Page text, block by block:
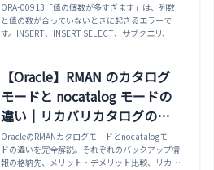
ORA-00913「値の個数が多すぎます」は、列数
と値の数が合っていないときに起きるエラーで
す。INSERT、INSERT SELECT、サブクエリ、IN
【Oracle】RMAN のカタログ
モードと nocatalog モードの
違い｜リカバリカタログの構
築・接続方法・使い分けまで
解説
OracleのRMANカタログモードとnocatalogモー
ドの違いを完全解説。それぞれのバックアップ情
報の格納先、メリット・デメリット比較、リカバ